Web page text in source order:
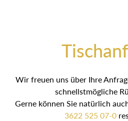
Wir freuen uns über Ihre
schnellstmögliche
Gerne können Sie natürlich
3622 525 07-0